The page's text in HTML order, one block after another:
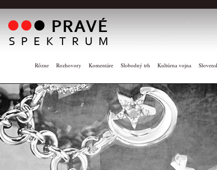
Rôzne Rozhovory Komentáre Slobodný trh Kultúrna vojna